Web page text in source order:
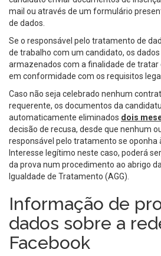
mail ou através de um formulário
de dados.
Se o responsável pelo tratamento de
de trabalho com um candidato, os
armazenados com a finalidade de
em conformidade com os requisitos
Caso não seja celebrado nenhum
requerente, os documentos da
automaticamente eliminados dois
decisão de recusa, desde que nenhum
responsável pelo tratamento se oponha
Interesse legítimo neste caso, poderá
da prova num procedimento ao abrigo
Igualdade de Tratamento (AGG).
Informação de
dados sobre a
Facebook